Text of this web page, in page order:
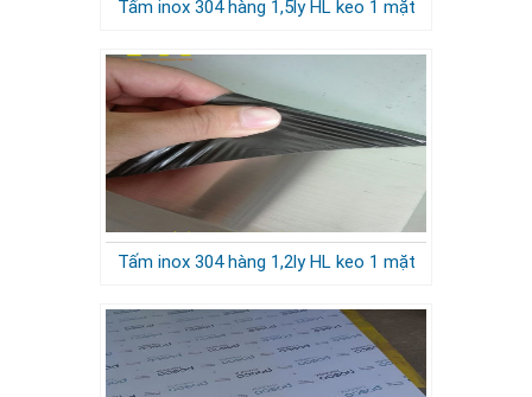
Tấm inox 304 hàng 1,5ly HL keo 1 mặt
Tấm inox 304 hàng 1,2ly HL keo 1 mặt